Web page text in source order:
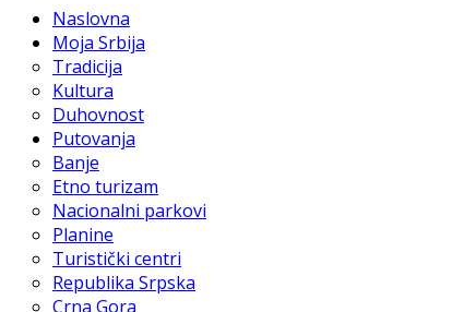
Naslovna
Moja Srbija
Tradicija
Kultura
Duhovnost
Putovanja
Banje
Etno turizam
Nacionalni parkovi
Planine
Turistički centri
Republika Srpska
Crna Gora